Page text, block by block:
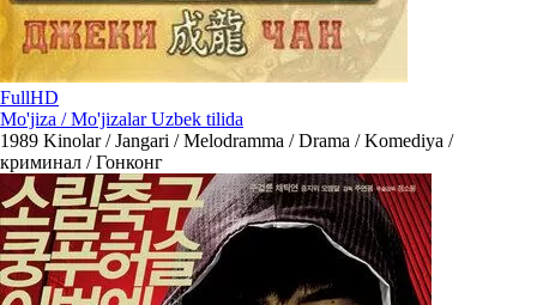
FullHD
Mo'jiza / Mo'jizalar Uzbek tilida
1989 Kinolar / Jangari / Melodramma / Drama / Komediya /
криминал / Гонконг